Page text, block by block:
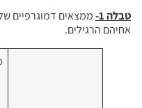
טבלה 1-
ממצאים דמוגרפיים
אחיהם הרגילים.